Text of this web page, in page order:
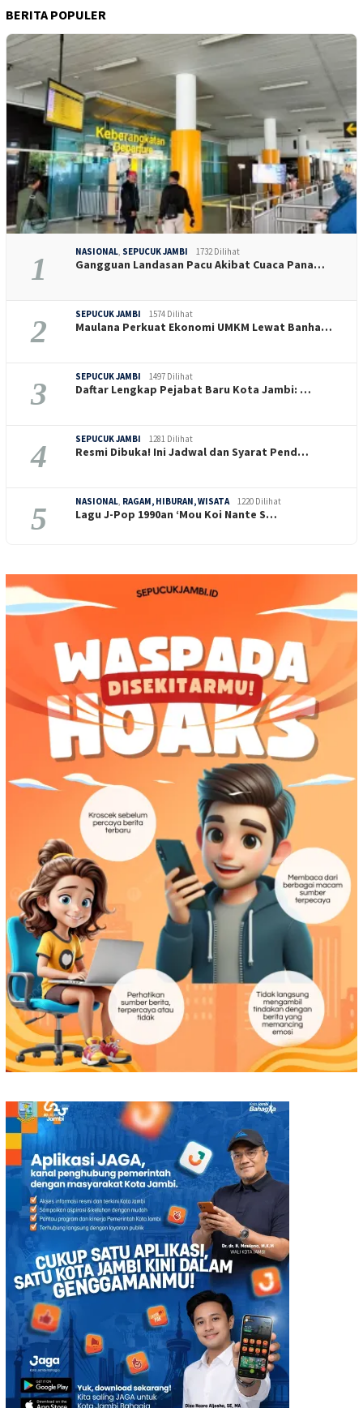
BERITA POPULER
1 NASIONAL, SEPUCUK JAMBI 1732 Dilihat
Gangguan Landasan Pacu Akibat Cuaca Pana…
2 SEPUCUK JAMBI 1574 Dilihat
Maulana Perkuat Ekonomi UMKM Lewat Banha…
3 SEPUCUK JAMBI 1497 Dilihat
Daftar Lengkap Pejabat Baru Kota Jambi: …
4 SEPUCUK JAMBI 1281 Dilihat
Resmi Dibuka! Ini Jadwal dan Syarat Pend…
5 NASIONAL, RAGAM, HIBURAN, WISATA 1220 Dilihat
Lagu J-Pop 1990an ‘Mou Koi Nante S…